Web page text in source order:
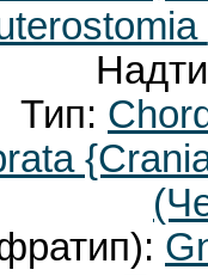
Тип: